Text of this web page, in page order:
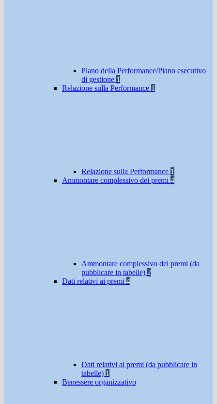
Piano della Performance/Piano esecutivo
di gestione 1
Relazione sulla Performance 1
Relazione sulla Performance 1
Ammontare complessivo dei premi 4
Ammontare complessivo dei premi (da
pubblicare in tabelle) 2
Dati relativi ai premi 4
Dati relativi ai premi (da pubblicare in
tabelle) 1
Benessere organizzativo